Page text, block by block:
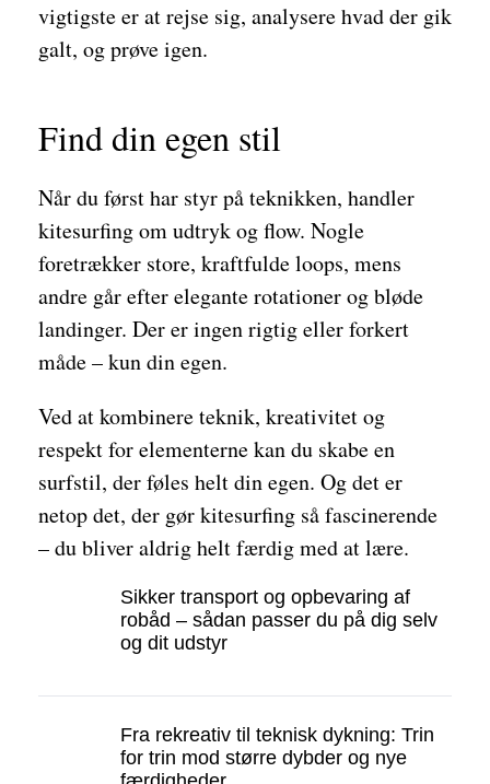
vigtigste er at rejse sig, analysere hvad der gik
galt, og prøve igen.
Find din egen stil
Når du først har styr på teknikken, handler
kitesurfing om udtryk og flow. Nogle
foretrækker store, kraftfulde loops, mens
andre går efter elegante rotationer og bløde
landinger. Der er ingen rigtig eller forkert
måde – kun din egen.
Ved at kombinere teknik, kreativitet og
respekt for elementerne kan du skabe en
surfstil, der føles helt din egen. Og det er
netop det, der gør kitesurfing så fascinerende
– du bliver aldrig helt færdig med at lære.
Sikker transport og opbevaring af
robåd – sådan passer du på dig selv
og dit udstyr
Fra rekreativ til teknisk dykning: Trin
for trin mod større dybder og nye